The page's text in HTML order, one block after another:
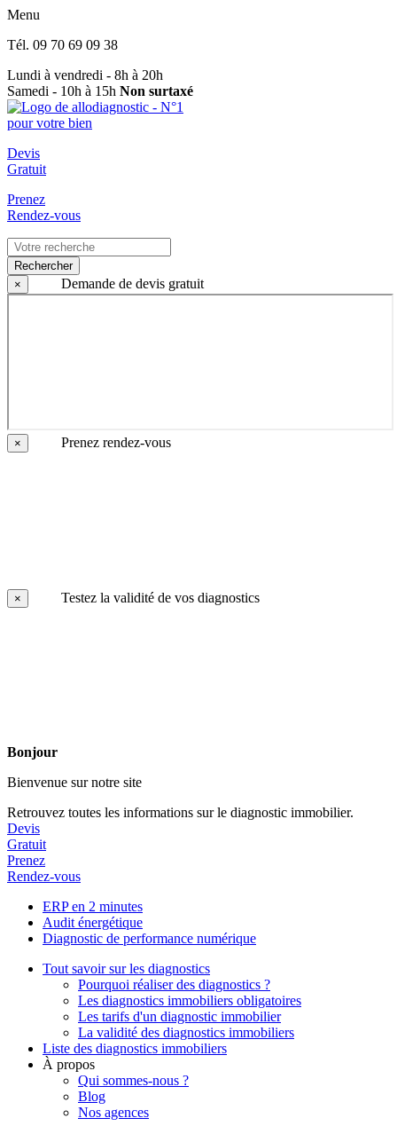
Menu
Tél. 09 70 69 09 38
Lundi à vendredi - 8h à 20h
Samedi - 10h à 15h Non surtaxé
Devis
Gratuit
Prenez
Rendez-vous
Rechercher
×
Demande de devis gratuit
× Prenez rendez-vous
× Testez la validité de vos diagnostics
Bonjour
Bienvenue sur notre site
Retrouvez toutes les informations sur le diagnostic immobilier.
Devis
Gratuit
Prenez
Rendez-vous
ERP en 2 minutes
Audit énergétique
Diagnostic de performance numérique
Tout savoir sur les diagnostics
Pourquoi réaliser des diagnostics ?
Les diagnostics immobiliers obligatoires
Les tarifs d'un diagnostic immobilier
La validité des diagnostics immobiliers
Liste des diagnostics immobiliers
À propos
Qui sommes-nous ?
Blog
Nos agences